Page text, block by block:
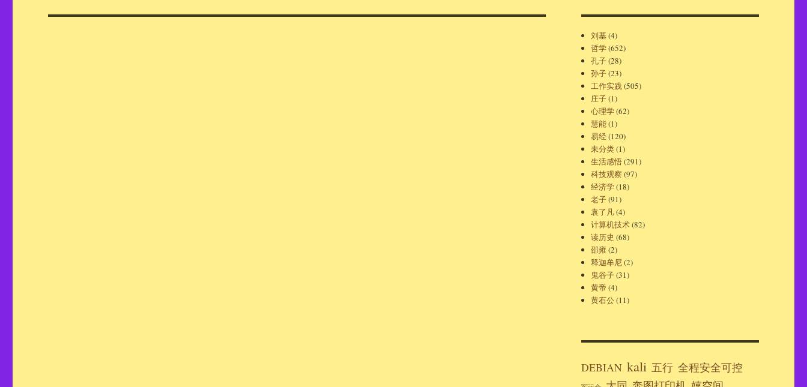
刘基(4)
哲学(652)
孔子(28)
孙子(23)
工作实践(505)
庄子(1)
心理学(62)
慧能(1)
易经(120)
未分类(1)
生活感悟(291)
科技观察 (97)
经济学(18)
老子(91)
袁了凡(4)
计算机技术(82)
读历史 (68)
邵雍(2)
释迦牟尼(2)
鬼谷子(31)
黄帝 (4)
黄石公(11)
DEBIAN kali 五行 全程安全可控